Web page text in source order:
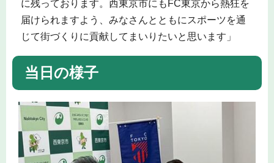
に残っております。西東京市にもFC東京から熱狂を
届けられますよう、みなさんとともにスポーツを通
じて街づくりに貢献してまいりたいと思います」
当日の様子